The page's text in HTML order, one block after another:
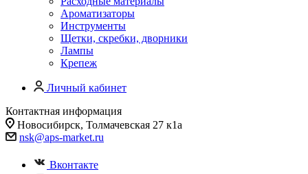
Ароматизаторы
Инструменты
Щетки, скребки, дворники
Лампы
Крепеж
Личный кабинет
Контактная информация
Новосибирск, Толмачевская 27 к1а
nsk@aps-market.ru
Вконтакте